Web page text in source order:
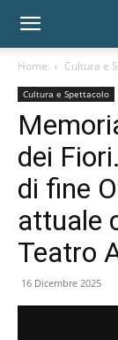
Home Cultura e
Cultura e Spettacolo
dei
di fine
attuale
Teatro
16 Dicembre 2025